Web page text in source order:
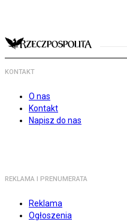
KONTAKT
O nas
Kontakt
Napisz do nas
REKLAMA I PRENUMERATA
Reklama
Ogłoszenia